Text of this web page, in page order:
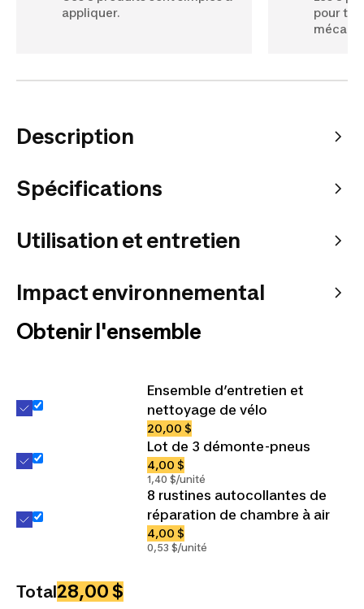
appliquer.
pour
Description
Spécifications
Utilisation et entretien
Impact environnemental
Obtenir l'ensemble
Ensemble d’entretien et
nettoyage de vélo
20,00 $
Lot de 3 démonte-pneus
4,00 $
1,40 $/unité
8 rustines autocollantes de
réparation de chambre à air
4,00 $
0,53 $/unité
Total28,00 $